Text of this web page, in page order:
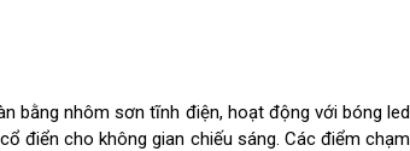
bằng nhôm sơn tĩnh điện, hoạt động với bóng led
điển cho không gian chiếu sáng. Các điểm chạm